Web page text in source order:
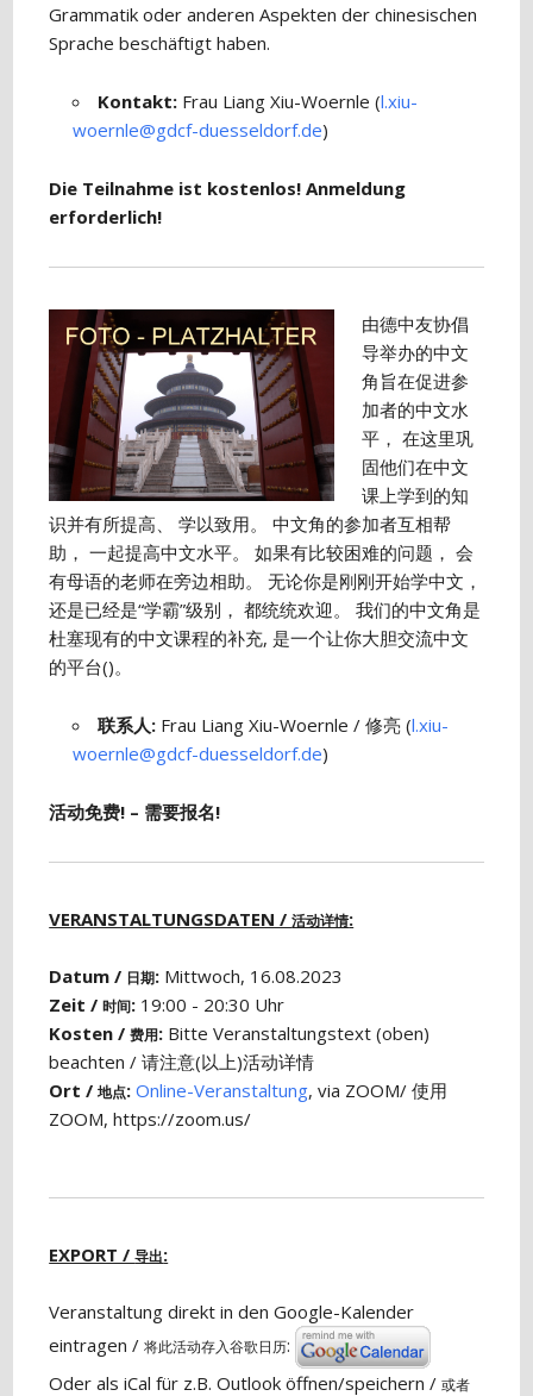
Grammatik oder anderen Aspekten der chinesischen
Sprache beschäftigt haben.
Kontakt: Frau Liang Xiu-Woernle (l.xiu-
woernle@gdcf-duesseldorf.de)
Die Teilnahme ist kostenlos! Anmeldung
erforderlich!
由德中友协倡
导举办的中文
角旨在促进参
加者的中文水
平， 在这里巩
固他们在中文
课上学到的知
识并有所提高、 学以致用。 中文角的参加者互相帮
助， 一起提高中文水平。 如果有比较困难的问题， 会
有母语的老师在旁边相助。 无论你是刚刚开始学中文，
还是已经是“学霸”级别， 都统统欢迎。 我们的中文角是
杜塞现有的中文课程的补充, 是一个让你大胆交流中文
的平台()。
联系人: Frau Liang Xiu-Woernle / 修亮 (l.xiu-
woernle@gdcf-duesseldorf.de)
活动免费! – 需要报名!
VERANSTALTUNGSDATEN /活动详情:
Datum / 日期: Mittwoch, 16.08.2023
Zeit /时间: 19:00 - 20:30 Uhr
Kosten /费用: Bitte Veranstaltungstext (oben)
beachten / 请注意(以上)活动详情
Ort /地点: Online-Veranstaltung, via ZOOM/ 使用
ZOOM, https://zoom.us/
EXPORT /导出:
Veranstaltung direkt in den Google-Kalender
eintragen /将此活动存入谷歌日历:
Oder als iCal für z.B. Outlook öffnen/speichern /或者